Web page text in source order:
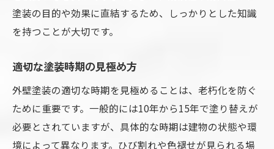
塗装の目的や効果に直結するため、しっかりとした知識
を持つことが大切です。
適切な塗装時期の見極め方
外壁塗装の適切な時期を見極めることは、老朽化を防ぐ
ために重要です。一般的には10年から15年で塗り替えが
必要とされていますが、具体的な時期は建物の状態や環
境によって異なります。ひび割れや色褪せが見られる場